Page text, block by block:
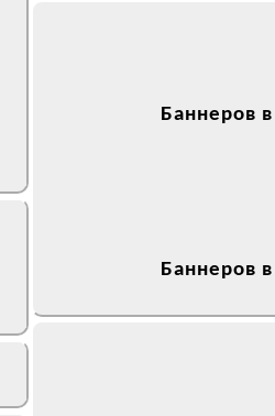
Баннеров
Баннеров